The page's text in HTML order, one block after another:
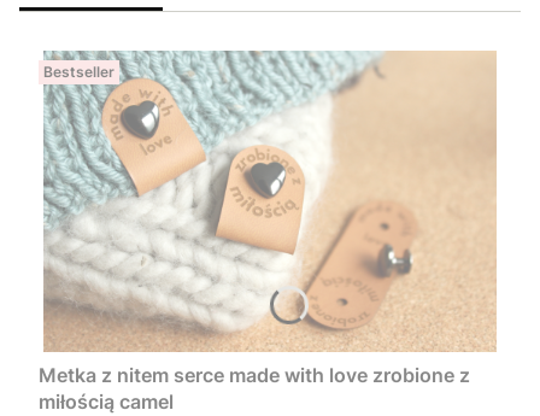
Bestseller
Metka z nitem serce made with love zrobione z
miłością camel